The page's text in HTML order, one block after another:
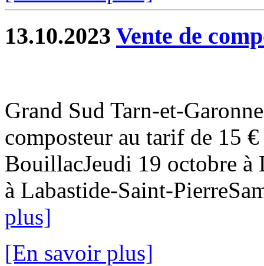
13.10.2023 Vente de
Grand Sud Tarn-et-
composteur au tarif de 15
BouillacJeudi 19 octobre à
à Labastide-Saint-
plus]
[En savoir plus]